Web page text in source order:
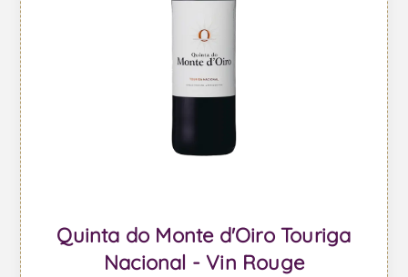
Quinta do Monte d'Oiro Touriga
Nacional - Vin Rouge